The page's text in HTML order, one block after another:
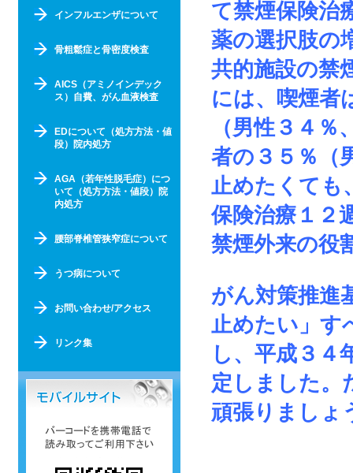
て禁煙保険治
薬の選択肢の
共的施設の禁
には、喫煙者
（男性３４
者の３５％（
止めたくても
保険治療１２
禁煙外来の役
がん対策推進
止めたい」す
し、平成３４
定しました。
頑張りましょ
インフルエンザについて
骨粗鬆症と骨密度検査
AICS（アミノインデック
ス）自費、がん血液検査
EDについて（処方方法・値
段）院内処方
AGA（若年性脱毛症）につ
いて（処方方法・値段）院
内処方
腰部脊椎管狭窄症について
うつ病について
お問い合わせ/アクセス
リンク集